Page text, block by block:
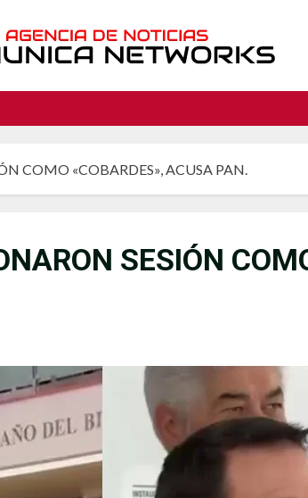
COMO «COBARDES», ACUSA PAN.
SESIÓN